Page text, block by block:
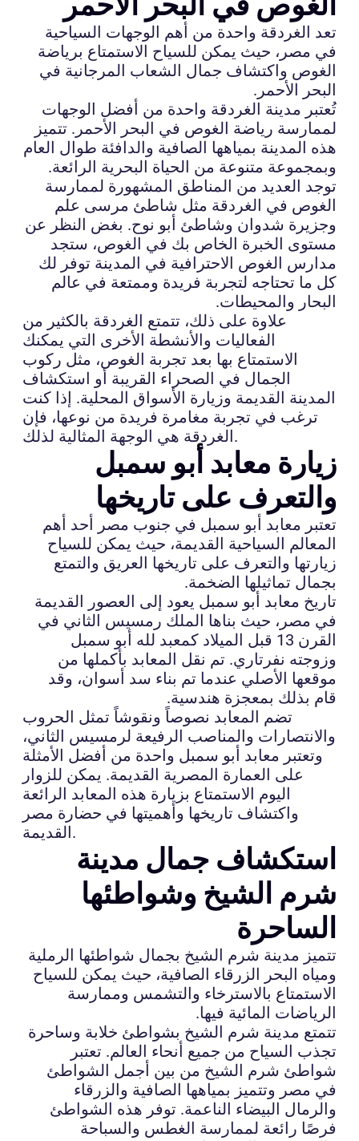
تعد الغردقة واحدة من أهم الوجهات السياحية
في مصر، حيث يمكن للسياح الاستمتاع برياضة
الغوص واكتشاف جمال الشعاب المرجانية في
البحر الأحمر.
تُعتبر مدينة الغردقة واحدة من أفضل الوجهات
لممارسة رياضة الغوص في البحر الأحمر. تتميز
هذه المدينة بمياهها الصافية والدافئة طوال العام
وبمجموعة متنوعة من الحياة البحرية الرائعة.
توجد العديد من المناطق المشهورة لممارسة
الغوص في الغردقة مثل شاطئ مرسى علم
وجزيرة شدوان وشاطئ أبو نوح. بغض النظر عن
مستوى الخبرة الخاص بك في الغوص، ستجد
مدارس الغوص الاحترافية في المدينة توفر لك
كل ما تحتاجه لتجربة فريدة وممتعة في عالم
البحار والمحيطات.
علاوة على ذلك، تتمتع الغردقة بالكثير من
الفعاليات والأنشطة الأخرى التي يمكنك
الاستمتاع بها بعد تجربة الغوص، مثل ركوب
الجمال في الصحراء القريبة أو استكشاف
المدينة القديمة وزيارة الأسواق المحلية. إذا كنت
ترغب في تجربة مغامرة فريدة من نوعها، فإن
الغردقة هي الوجهة المثالية لذلك.
زيارة معابد أبو سمبل
والتعرف على تاريخها
تعتبر معابد أبو سمبل في جنوب مصر أحد أهم
المعالم السياحية القديمة، حيث يمكن للسياح
زيارتها والتعرف على تاريخها العريق والتمتع
بجمال تماثيلها الضخمة.
تاريخ معابد أبو سمبل يعود إلى العصور القديمة
في مصر، حيث بناها الملك رمسيس الثاني في
القرن 13 قبل الميلاد كمعبد لله أبو سمبل
وزوجته نفرتاري. تم نقل المعابد بأكملها من
موقعها الأصلي عندما تم بناء سد أسوان، وقد
قام بذلك بمعجزة هندسية.
تضم المعابد نصوصاً ونقوشاً تمثل الحروب
والانتصارات والمناصب الرفيعة لرمسيس الثاني،
وتعتبر معابد أبو سمبل واحدة من أفضل الأمثلة
على العمارة المصرية القديمة. يمكن للزوار
اليوم الاستمتاع بزيارة هذه المعابد الرائعة
واكتشاف تاريخها وأهميتها في حضارة مصر
القديمة.
استكشاف جمال مدينة
شرم الشيخ وشواطئها
الساحرة
تتميز مدينة شرم الشيخ بجمال شواطئها الرملية
ومياه البحر الزرقاء الصافية، حيث يمكن للسياح
الاستمتاع بالاسترخاء والتشمس وممارسة
الرياضات المائية فيها.
تتمتع مدينة شرم الشيخ بشواطئ خلابة وساحرة
تجذب السياح من جميع أنحاء العالم. تعتبر
شواطئ شرم الشيخ من بين أجمل الشواطئ
في مصر وتتميز بمياهها الصافية والزرقاء
والرمال البيضاء الناعمة. توفر هذه الشواطئ
فرصًا رائعة لممارسة الغطس والسباحة